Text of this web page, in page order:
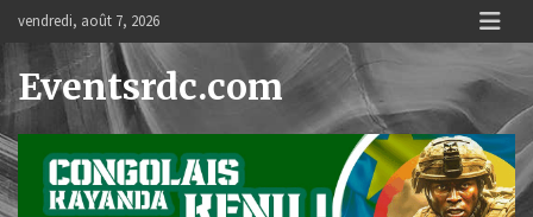
content
vendredi, août 7, 2026
Eventsrdc.com